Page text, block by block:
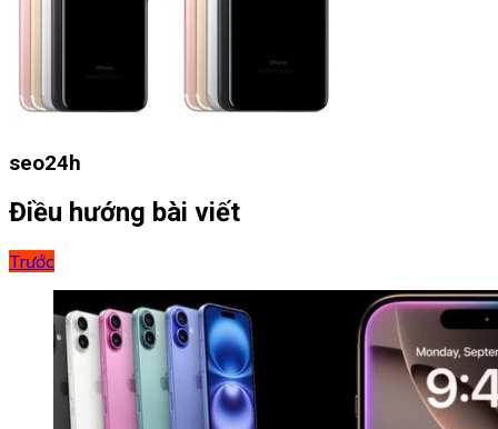
seo24h
Điều hướng bài viết
Trước